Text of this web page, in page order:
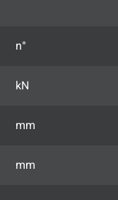
n°
kN
mm
mm